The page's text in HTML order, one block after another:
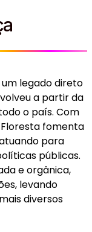
legado direto
a partir da
o país. Com
fomenta
para
públicas.
e orgânica,
levando
diversos